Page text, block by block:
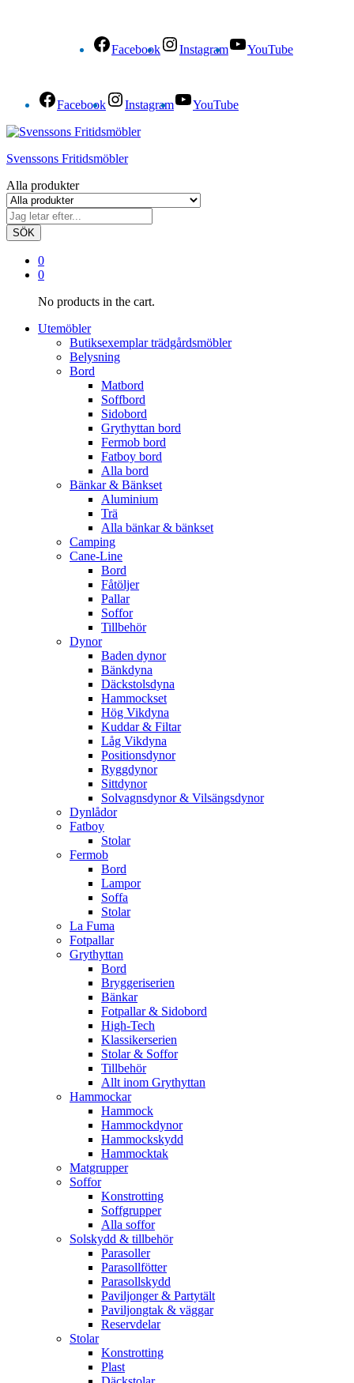
Facebook Instagram YouTube
Facebook Instagram YouTube
Svenssons Fritidsmöbler
Alla produkter
SÖK
0
0
No products in the cart.
Utemöbler
Butiksexemplar trädgårdsmöbler
Belysning
Bord
Matbord
Soffbord
Sidobord
Grythyttan bord
Fermob bord
Fatboy bord
Alla bord
Bänkar & Bänkset
Aluminium
Trä
Alla bänkar & bänkset
Camping
Cane-Line
Bord
Fåtöljer
Pallar
Soffor
Tillbehör
Dynor
Baden dynor
Bänkdyna
Däckstolsdyna
Hammockset
Hög Vikdyna
Kuddar & Filtar
Låg Vikdyna
Positionsdynor
Ryggdynor
Sittdynor
Solvagnsdynor & Vilsängsdynor
Dynlådor
Fatboy
Stolar
Fermob
Bord
Lampor
Soffa
Stolar
La Fuma
Fotpallar
Grythyttan
Bord
Bryggeriserien
Bänkar
Fotpallar & Sidobord
High-Tech
Klassikerserien
Stolar & Soffor
Tillbehör
Allt inom Grythyttan
Hammockar
Hammock
Hammockdynor
Hammockskydd
Hammocktak
Matgrupper
Soffor
Konstrotting
Soffgrupper
Alla soffor
Solskydd & tillbehör
Parasoller
Parasollfötter
Parasollskydd
Paviljonger & Partytält
Paviljongtak & väggar
Reservdelar
Stolar
Konstrotting
Plast